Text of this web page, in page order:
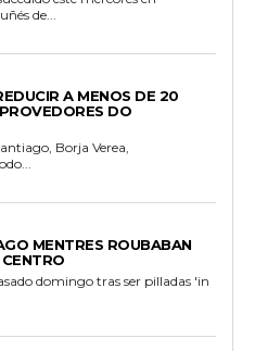
de...
A MENOS DE 20
DO
Borja Verea,
MENTRES ROUBABAN
domingo tras ser pilladas 'in